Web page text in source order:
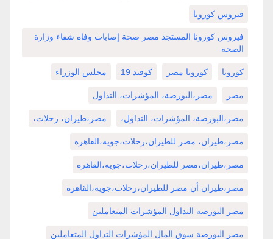
فيروس كورونا
فيروس كورونا المستجد مصر صحة إصابات وفاه شفاء وزارة
الصحة
كورونا كورونا مصر كوفيد 19 مجلس الوزراء
مصر مصر،البورصة، المؤشرات، التداول
مصر،البورصة، المؤشرات، التداول، مصر،طيران، رحلات،
مصر،طيران، مصر للطيران،رحلات،جويه،القاهره
مصر،طيران،مصر للطيران،رحلات،جويه،القاهره
مصر،طيران أن مصر للطيران،رحلات،جويه،القاهره
مصر البورصة التداول المؤشرات المتعاملين
مصر البورصة سوق المال المؤشرات التداول المتعاملين